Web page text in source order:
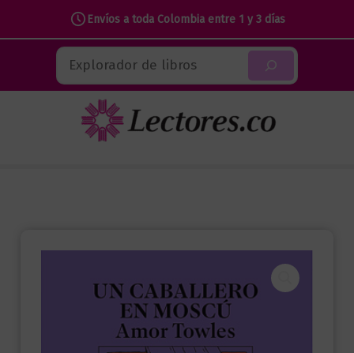
Envíos a toda Colombia entre 1 y 3 días
contenido
Buscar
caballero
(edición